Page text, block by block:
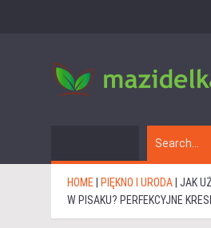
HOME PIĘKNO I URODA JAK
W PISAKU? PERFEKCYJNE